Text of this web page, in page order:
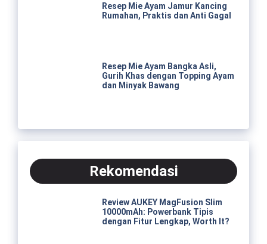
Resep Mie Ayam Jamur Kancing
Rumahan, Praktis dan Anti Gagal
Resep Mie Ayam Bangka Asli,
Gurih Khas dengan Topping Ayam
dan Minyak Bawang
Rekomendasi
Review AUKEY MagFusion Slim
10000mAh: Powerbank Tipis
dengan Fitur Lengkap, Worth It?